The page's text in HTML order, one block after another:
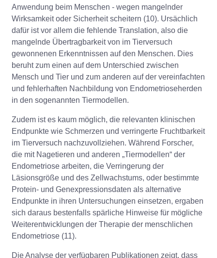
Anwendung beim Menschen - wegen mangelnder
Wirksamkeit oder Sicherheit scheitern (10). Ursächlich
dafür ist vor allem die fehlende Translation, also die
mangelnde Übertragbarkeit von im Tierversuch
gewonnenen Erkenntnissen auf den Menschen. Dies
beruht zum einen auf dem Unterschied zwischen
Mensch und Tier und zum anderen auf der vereinfachten
und fehlerhaften Nachbildung von Endometrioseherden
in den sogenannten Tiermodellen.
Zudem ist es kaum möglich, die relevanten klinischen
Endpunkte wie Schmerzen und verringerte Fruchtbarkeit
im Tierversuch nachzuvollziehen. Während Forscher,
die mit Nagetieren und anderen „Tiermodellen“ der
Endometriose arbeiten, die Verringerung der
Läsionsgröße und des Zellwachstums, oder bestimmte
Protein- und Genexpressionsdaten als alternative
Endpunkte in ihren Untersuchungen einsetzen, ergaben
sich daraus bestenfalls spärliche Hinweise für mögliche
Weiterentwicklungen der Therapie der menschlichen
Endometriose (11).
Die Analyse der verfügbaren Publikationen zeigt, dass